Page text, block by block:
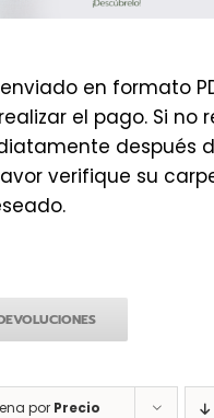
en formato
el pago. Si no
después
verifique su
por Precio